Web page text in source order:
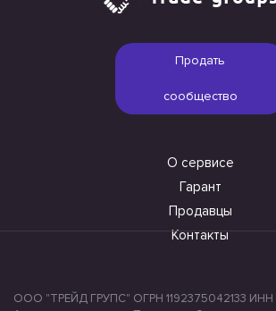
Продать
сообщество
О сервисе
Гарант
Продавцы
Контакты
ООО "ТРЕЙД ГРУПС" ОГРН 1192375042133 ИНН